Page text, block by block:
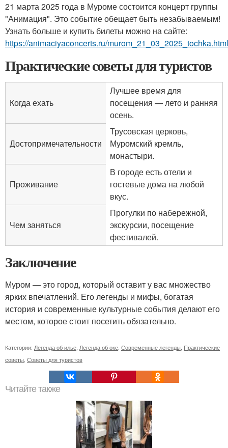
21 марта 2025 года в Муроме состоится концерт группы
"Анимация". Это событие обещает быть незабываемым!
Узнать больше и купить билеты можно на сайте:
https://animaciyaconcerts.ru/murom_21_03_2025_tochka.html
Практические советы для туристов
Когда ехать
Лучшее время для
посещения — лето и ранняя
осень.
Достопримечательности
Трусовская церковь,
Муромский кремль,
монастыри.
Проживание
В городе есть отели и
гостевые дома на любой
вкус.
Чем заняться
Прогулки по набережной,
экскурсии, посещение
фестивалей.
Заключение
Муром — это город, который оставит у вас множество
ярких впечатлений. Его легенды и мифы, богатая
история и современные культурные события делают его
местом, которое стоит посетить обязательно.
Категории: Легенда об илье Легенда об оке Современные легенды Практические
советы Советы для туристов
Читайте также